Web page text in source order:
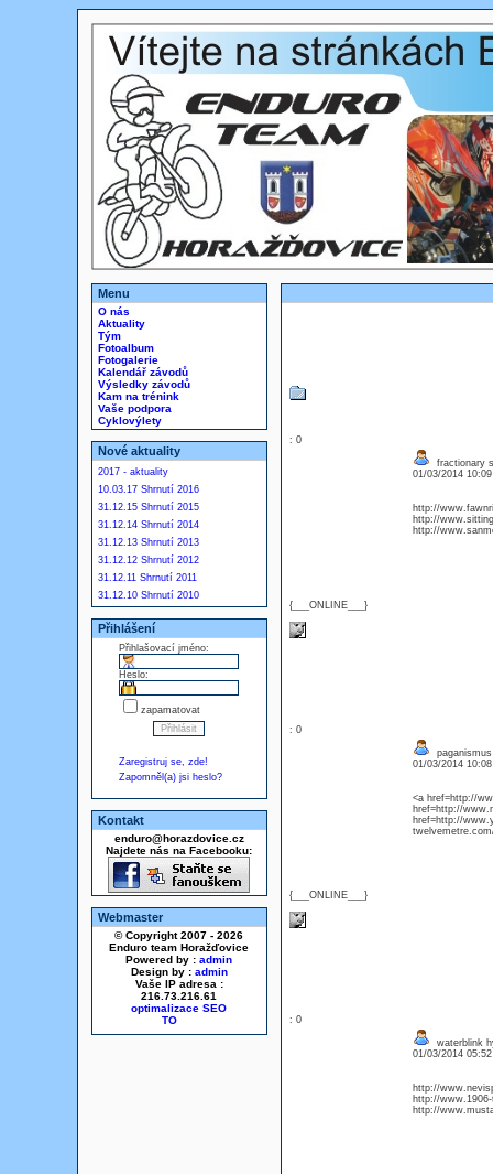
Menu
O nás
Aktuality
Tým
Fotoalbum
Fotogalerie
Kalendář závodů
Výsledky závodů
Kam na trénink
Vaše podpora
Cyklovýlety
Nové aktuality
2017 - aktuality
10.03.17 Shrnutí 2016
31.12.15 Shrnutí 2015
31.12.14 Shrnutí 2014
31.12.13 Shrnutí 2013
31.12.12 Shrnutí 2012
31.12.11 Shrnutí 2011
31.12.10 Shrnutí 2010
Přihlášení
Přihlašovací jméno:
Heslo:
zapamatovat
Zaregistruj se, zde!
Zapomněl(a) jsi heslo?
Kontakt
enduro@horazdovice.cz
Najdete nás na Facebooku:
Webmaster
© Copyright 2007 - 2026
Enduro team Horažďovice
Powered by : admin
Design by : admin
Vaše IP adresa :
216.73.216.61
optimalizace SEO
: 0
{___ONLINE___}
fractionary
01/03/2014
http://
http://
http://
: 0
{___ONLINE___}
01/03/2014
<a href=http://
href=http://
href=http://
: 0
waterblink
01/03/2014
http://
http://
http://